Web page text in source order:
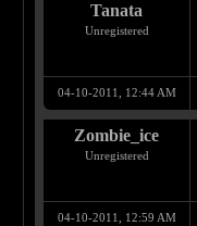
Tanata
Unregistered
04-10-2011, 12:44 AM
Zombie_ice
Unregistered
04-10-2011, 12:59 AM